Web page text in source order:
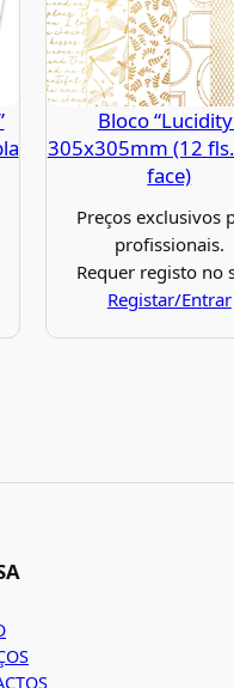
Bloco
305x305mm (12
face)
Preços exclusivos
profissionais.
Requer registo no
Registar/Entrar